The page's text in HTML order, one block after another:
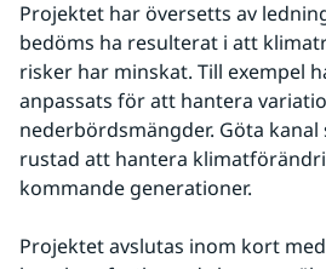
Projektet har översetts av
bedöms ha resulterat i att
risker har minskat. Till exempel
anpassats för att hantera
nederbördsmängder. Göta
rustad att hantera
kommande generationer.
Projektet avslutas inom kort